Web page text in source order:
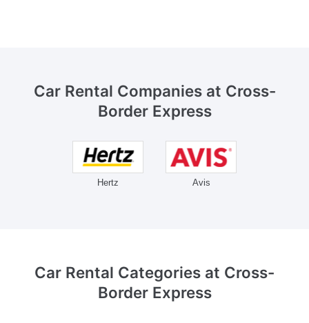
Car Rental Companiesat Cross-
Border Express
Hertz Avis
Car Rental Categories at Cross-
Border Express